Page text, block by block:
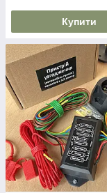
Купити